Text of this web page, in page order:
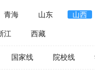
青海 山东 山西
江 西藏
国家线 院校线